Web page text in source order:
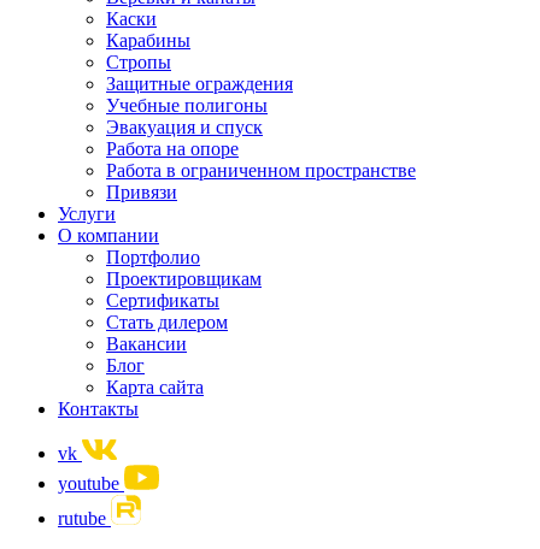
Каски
Карабины
Стропы
Защитные ограждения
Учебные полигоны
Эвакуация и спуск
Работа на опоре
Работа в ограниченном пространстве
Привязи
Услуги
О компании
Портфолио
Проектировщикам
Сертификаты
Стать дилером
Вакансии
Блог
Карта сайта
Контакты
vk
youtube
rutube